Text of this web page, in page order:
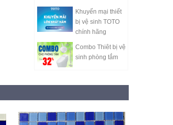
Khuyến mại thiết
bị vệ sinh TOTO
chính hãng
Combo Thiêt bị vệ
sinh phòng tắm